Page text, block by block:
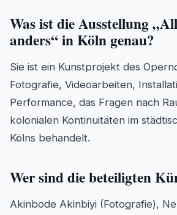
Was ist die Ausstellung
anders“ in Köln genau?
Sie ist ein Kunstprojekt des
Fotografie, Videoarbeiten,
Performance, das Fragen nach
kolonialen Kontinuitäten im
Kölns behandelt.
Wer sind die beteiligten
Akinbode Akinbiyi (Fotografie),